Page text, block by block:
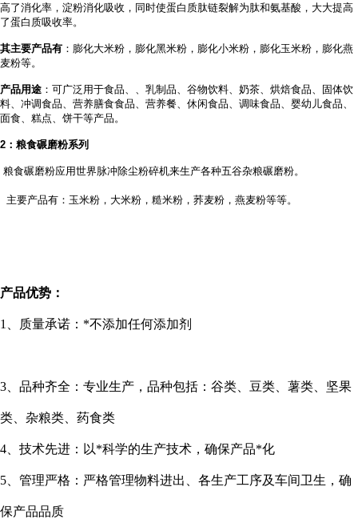
高了消化率，淀粉消化吸收，同时使蛋白质肽链裂解为肽和氨基酸，大大提高
了蛋白质吸收率。
其主要产品有 ：膨化大米粉，膨化黑米粉，膨化小米粉，膨化玉米粉，膨化燕
麦粉等。
产品用途 ：可广泛用于食品、 、乳制品、谷物饮料、奶茶、烘焙食品、固体饮
料、冲调食品、营养膳食食品、营养餐、休闲食品、调味食品、婴幼儿食品、
面食、糕点、饼干等产品。
2 ：粮食碾磨粉系列
粮食碾磨粉应用世界脉冲除尘粉碎机来生产各种五谷杂粮碾磨粉。
主要产品有：玉米粉，大米粉，糙米粉，荞麦粉，燕麦粉等等。
产品优势：
1 、质量承诺：*不添加任何添加剂
3 、品种齐全：专业生产，品种包括：谷类、豆类、薯类、坚果
类、杂粮类、药食类
4 、技术先进：以*科学的生产技术，确保产品*化
5 、管理严格：严格管理物料进出、各生产工序及车间卫生，确
保产品品质